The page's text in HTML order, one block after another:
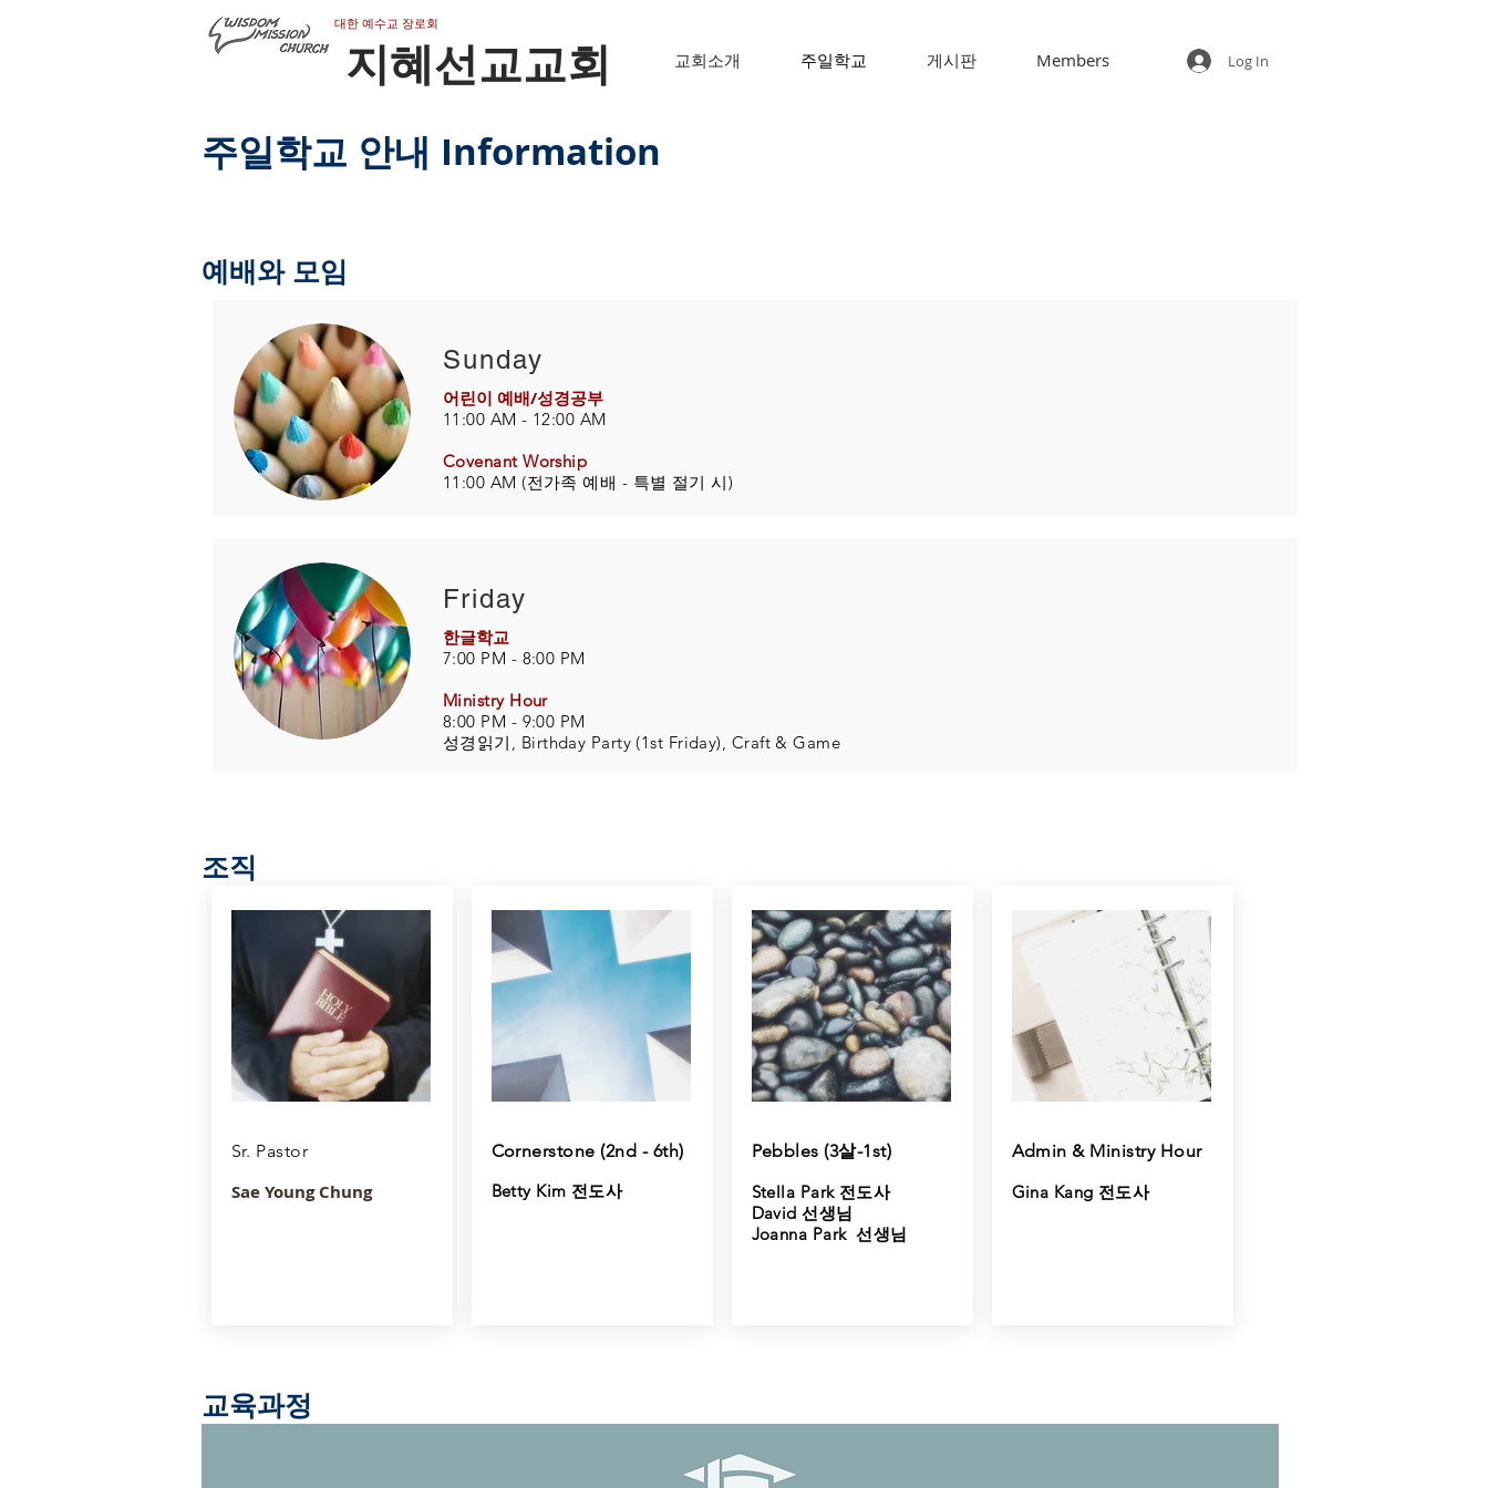
​대한 예수교 장로회
지혜선교교회 교회소개 주일학교 게시판 Members Log In
주일학교 안내 Information
예배와 모임
Sunday
어린이 예배/성경공부
11:00 AM - 12:00 AM
Covenant Worship
11:00 AM (전가족 예배 - 특별 절기 시)
Friday
한글학교
7:00 PM - 8:00 PM
Ministry Hour
8:00 PM - 9:00 PM
성경읽기, Birthday Party (1st Friday), Craft & Game
조직
Sr. Pastor
Sae Young Chung
Cornerstone (2nd - 6th)
Betty Kim 전도사
Pebbles (3살-1st)
Stella Park 전도사
David 선생님
Joanna Park 선생님
Admin & Ministry Hour
Gina Kang 전도사
​교육과정